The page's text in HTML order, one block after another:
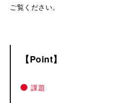
ご覧ください。
Point
課題